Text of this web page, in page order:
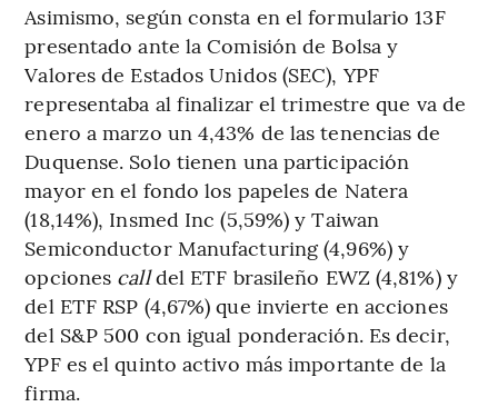
Asimismo, según consta en el formulario 13F
presentado ante la Comisión de Bolsa y
Valores de Estados Unidos (SEC), YPF
representaba al finalizar el trimestre que va de
enero a marzo un 4,43% de las tenencias de
Duquense. Solo tienen una participación
mayor en el fondo los papeles de Natera
(18,14%), Insmed Inc (5,59%) y Taiwan
Semiconductor Manufacturing (4,96%) y
opciones calldel ETF brasileño EWZ (4,81%) y
del ETF RSP (4,67%) que invierte en acciones
del S&P 500 con igual ponderación. Es decir,
YPF es el quinto activo más importante de la
firma.